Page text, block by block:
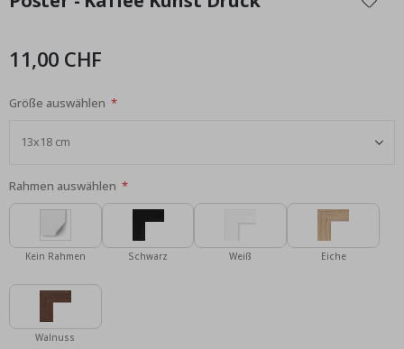
der
11,00 CHF
Größe auswählen
Rahmen auswählen
Kein Rahmen Schwarz Weiß Eiche
Walnuss